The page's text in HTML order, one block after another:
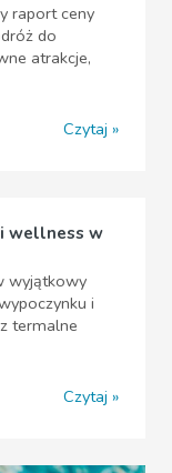
raport ceny
do
atrakcje,
Czytaj
wellness w
wyjątkowy
i
termalne
Czytaj